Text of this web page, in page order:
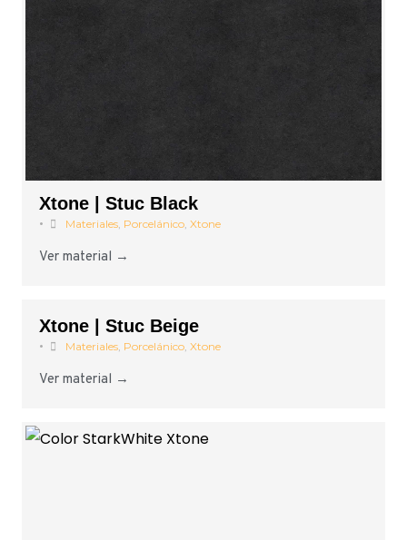
Xtone | Stuc Black
• Materiales, Porcelánico, Xtone
Ver material →
Xtone | Stuc Beige
• Materiales, Porcelánico, Xtone
Ver material →